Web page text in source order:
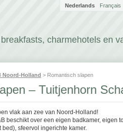
charmehotels en
Nederlands Français
Noord-Holland > Romantisch slapen
– Tuitjenhorn
vlak aan zee van Noord-Holland!
beschikt over een eigen badkamer, eigen
sfeervol ingerichte kamer.